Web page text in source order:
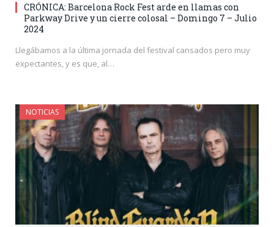
CRÓNICA: Barcelona Rock Fest arde en llamas con
Parkway Drive y un cierre colosal – Domingo 7 – Julio
2024
Llegábamos a la última jornada del festival cansados pero muy
expectantes, y es que, al…
NOTICIAS